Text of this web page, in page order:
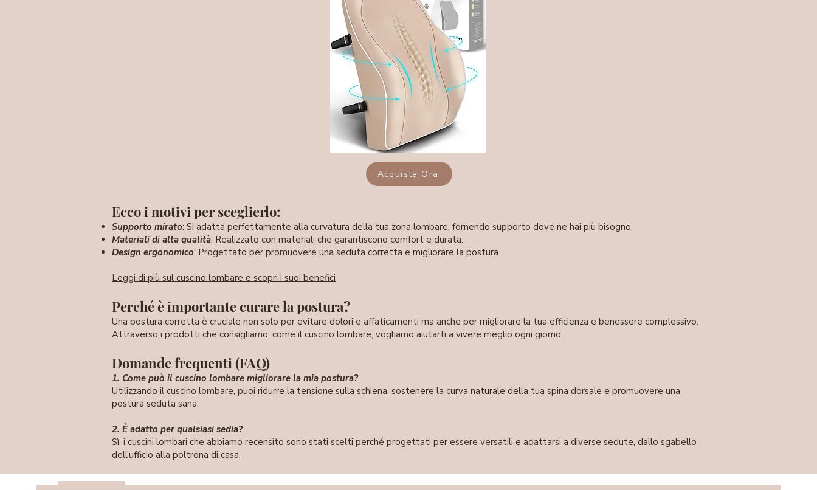
Ecco i motivi per sceglierlo:
Supporto mirato: Si adatta perfettamente alla curvatura della tua zona lombare, fornendo supporto dove ne hai più bisogno.
Materiali di alta qualità: Realizzato con materiali che garantiscono comfort e durata.
Design ergonomico: Progettato per promuovere una seduta corretta e migliorare la postura.
Leggi di più sul cuscino lombare e scopri i suoi benefici
Perché è importantecurarela postura?
Una postura corretta è cruciale non solo per evitare dolori e affaticamenti ma anche per migliorare la tua efficienza e benessere complessivo.
Attraverso i prodotti che consigliamo, come il cuscino lombare, vogliamo aiutarti a vivere meglio ogni giorno.
Domande frequenti (FAQ)
1. Come può il cuscino lombare migliorare la mia postura?
Utilizzando il cuscino lombare, puoi ridurre la tensione sulla schiena, sostenere la curva naturale della tua spina dorsale e promuovere una
postura seduta sana.
2. È adatto per qualsiasi sedia?
Sì, i cuscini lombari che abbiamo recensito sono stati scelti perché progettati per essere versatili e adattarsi a diverse sedute, dallo sgabello
dell'ufficio alla poltrona di casa.
Acquista Ora